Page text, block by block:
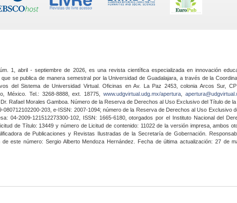
1, abril - septiembre de 2026, es una revista científica especializada en innovación
se publica de manera semestral por la Universidad de Guadalajara, a través de la
del Sistema de Universidad Virtual. Oficinas en Av. La Paz 2453, colonia Arcos Sur, CP
México. Tel.: 3268-8888, ext. 18775,www.udgvirtual.udg.mx/apertura
Rafael Morales Gamboa. Número de la Reserva de Derechos al Uso Exclusivo del Título de
080712102200-203, e-ISSN: 2007-1094; número de la Reserva de Derechos al Uso Exclusivo
04-2009-121512273300-102, ISSN: 1665-6180, otorgados por el Instituto Nacional del
de Título: 13449 y número de Licitud de contenido: 11022 de la versión impresa, ambos
de Publicaciones y Revistas Ilustradas de la Secretaría de Gobernación.
de este número: Sergio Alberto Mendoza Hernández. Fecha de última actualización: 27 de